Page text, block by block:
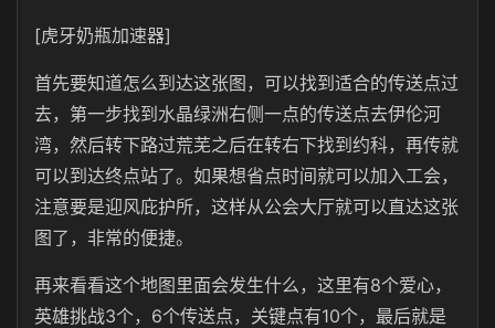
[虎牙奶瓶加速器]
首先要知道怎么到达这张图，可以找到适合的传送点过
去，第一步找到水晶绿洲右侧一点的传送点去伊伦河
湾，然后转下路过荒芜之后在转右下找到约科，再传就
可以到达终点站了。如果想省点时间就可以加入工会，
注意要是迎风庇护所，这样从公会大厅就可以直达这张
图了，非常的便捷。
再来看看这个地图里面会发生什么，这里有8个爱心，
英雄挑战3个，6个传送点，关键点有10个，最后就是